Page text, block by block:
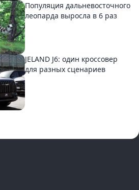
Популяция дальневосточного
леопарда выросла в 6 раз
JELAND J6: один кроссовер
для разных сценариев